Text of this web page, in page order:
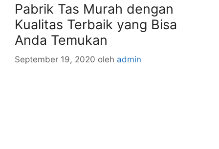
Pabrik Tas Murah dengan
Kualitas Terbaik yang Bisa
Anda Temukan
September 19, 2020 oleh admin